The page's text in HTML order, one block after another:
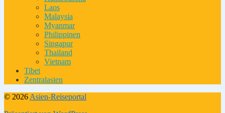
Laos
Malaysia
Myanmar
Philippinen
Singapur
Thailand
Vietnam
Tibet
Zentralasien
© 2026 Asien-Reiseportal